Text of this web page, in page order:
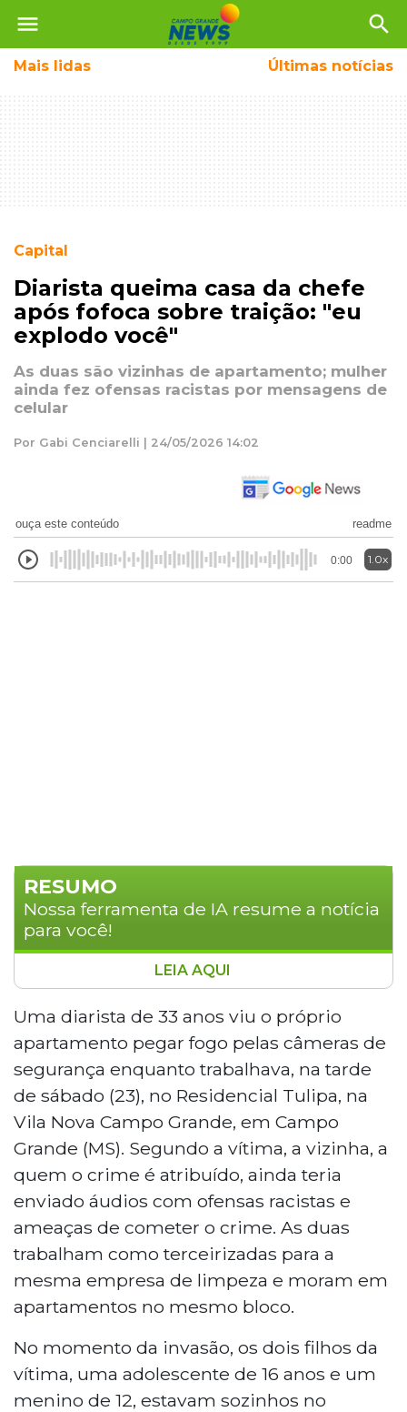
menu search
Mais lidas Últimas notícias
Capital
Diarista queima casa da chefe
após fofoca sobre traição: "eu
explodo você"
As duas são vizinhas de apartamento; mulher
ainda fez ofensas racistas por mensagens de
celular
Por Gabi Cenciarelli | 24/05/2026 14:02
ouça este conteúdo readme
0:00 1.0x
RESUMO
Nossa ferramenta de IA resume a notícia
para você!
Uma diarista de 33 anos teve o
apartamento incendiado por uma colega
de trabalho em Campo Grande, no
sábado (23), enquanto seus dois filhos, de
12 e 16 anos, estavam sozinhos no imóvel.
A suspeita enviou áudios com ameaças e
ofensas racistas antes de invadir a
residência armada com uma faca. O caso
foi registrado na Depac Cepol como
ameaça, dano e incêndio em casa
habitada. A vítima perdeu todos os
pertences e pediu medida protetiva.
LEIA AQUI
Uma diarista de 33 anos viu o próprio
apartamento pegar fogo pelas câmeras de
segurança enquanto trabalhava, na tarde
de sábado (23), no Residencial Tulipa, na
Vila Nova Campo Grande, em Campo
Grande (MS). Segundo a vítima, a vizinha, a
quem o crime é atribuído, ainda teria
enviado áudios com ofensas racistas e
ameaças de cometer o crime. As duas
trabalham como terceirizadas para a
mesma empresa de limpeza e moram em
apartamentos no mesmo bloco.
No momento da invasão, os dois filhos da
vítima, uma adolescente de 16 anos e um
menino de 12, estavam sozinhos no